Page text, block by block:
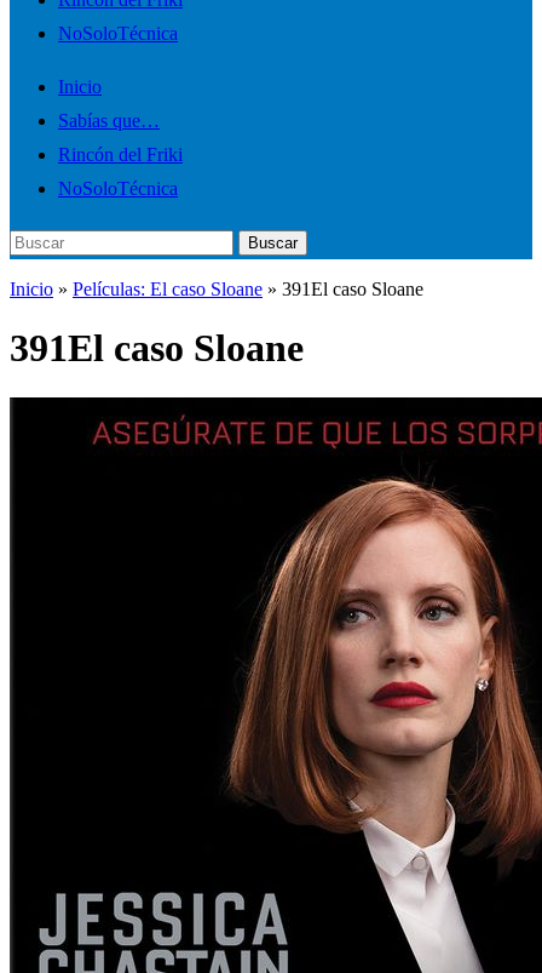
móvil
NoSoloTécnica
Inicio
Sabías que…
Rincón del Friki
NoSoloTécnica
Buscar: Buscar
Inicio » Películas: El caso Sloane » 391El caso Sloane
391El caso Sloane